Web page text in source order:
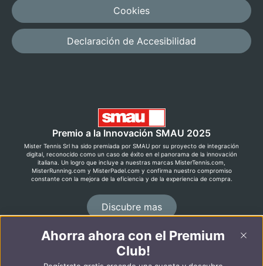
Cookies
Declaración de Accesibilidad
Premio a la Innovación SMAU 2025
Mister Tennis Srl ha sido premiada por SMAU por su proyecto de integración
digital, reconocido como un caso de éxito en el panorama de la innovación
italiana. Un logro que incluye a nuestras marcas MisterTennis.com,
MisterRunning.com y MisterPadel.com y confirma nuestro compromiso
constante con la mejora de la eficiencia y de la experiencia de compra.
Discubre mas
©2026 MisterRunning.com
Ahorra ahora con el Premium
Club!